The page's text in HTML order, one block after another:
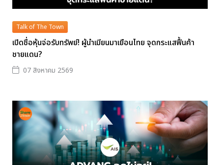
Talk of The Town
เปิดชื่อหุ้นจ่อรับทรัพย์! ผู้นำเมียนมาเยือนไทย จุดกระแสฟื้นค้า
ชายแดน?
07 สิงหาคม 2569